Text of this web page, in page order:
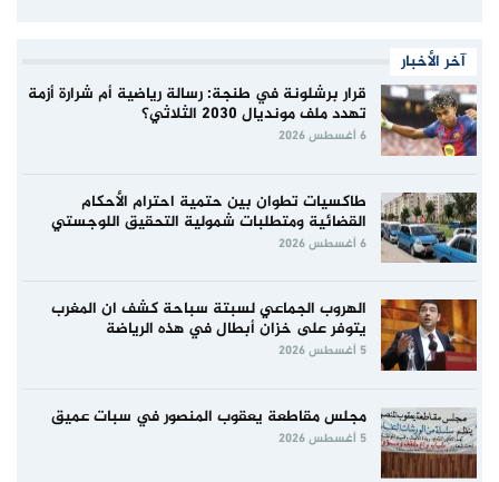
آخر الأخبار
قرار برشلونة في طنجة: رسالة رياضية أم شرارة أزمة
تهدد ملف مونديال 2030 الثلاثي؟
6 أغسطس 2026
طاكسيات تطوان بين حتمية احترام الأحكام
القضائية ومتطلبات شمولية التحقيق اللوجستي
6 أغسطس 2026
الهروب الجماعي لسبتة سباحة كشف ان المغرب
يتوفر على خزان أبطال في هذه الرياضة
5 أغسطس 2026
مجلس مقاطعة يعقوب المنصور في سبات عميق
5 أغسطس 2026